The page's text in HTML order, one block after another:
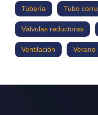
Tubería Tubo
Válvulas reductoras
Ventilación Verano